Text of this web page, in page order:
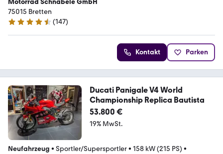
75015 Bretten
4.7 Sterne
(147)
Kontakt Parken
Ducati Panigale V4 World
Championship Replica Bautista
53.800 €
19% MwSt.
Neufahrzeug • Sportler/Supersportler• 158 kW (215 PS) •